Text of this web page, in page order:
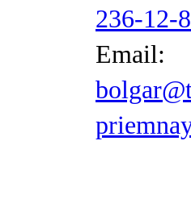
236-12-
Email: